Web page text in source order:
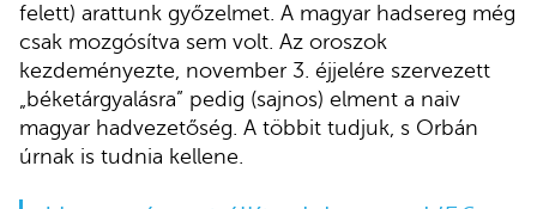
felett) arattunk győzelmet. A magyar hadsereg még
csak mozgósítva sem volt. Az oroszok
kezdeményezte, november 3. éjjelére szervezett
„béketárgyalásra” pedig (sajnos) elment a naiv
magyar hadvezetőség. A többit tudjuk, s Orbán
úrnak is tudnia kellene.